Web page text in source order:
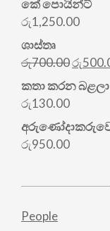
කේ පොයින්ට්
රු1,250.00
ශාස්තෘ
රු700.00
price
was:
රු
කතා කරන බළලා
රු130.00
අරු‍ණෝදාකරුවෝ
රු950.00
People